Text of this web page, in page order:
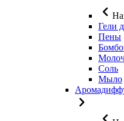
Гели
Пены
Соль
Мыло